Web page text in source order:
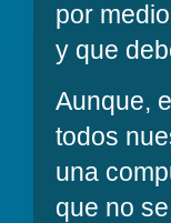
por
y que
Aunque,
todos
una
que no